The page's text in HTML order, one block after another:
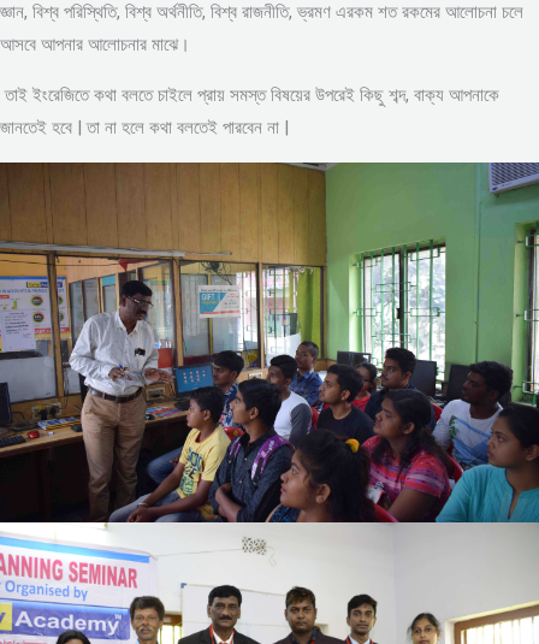
জ্ঞান, বিশ্ব পরিস্থিতি, বিশ্ব অর্থনীতি, বিশ্ব রাজনীতি, ভ্রমণ এরকম শত রকমের আলোচনা চলে
আসবে আপনার আলোচনার মাঝে।
তাই ইংরেজিতে কথা বলতে চাইলে প্রায় সমস্ত বিষয়ের উপরেই কিছু শব্দ, বাক্য আপনাকে
জানতেই হবে | তা না হলে কথা বলতেই পারবেন না |